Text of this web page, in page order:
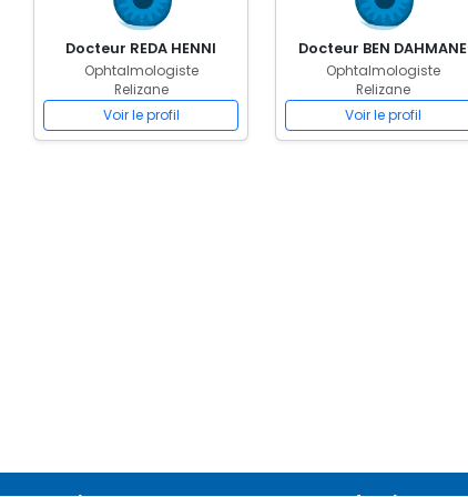
Docteur REDA HENNI
Ophtalmologiste
Relizane
Voir le profil
Docteur BEN DAHMANE
Ophtalmologiste
Relizane
Voir le profil